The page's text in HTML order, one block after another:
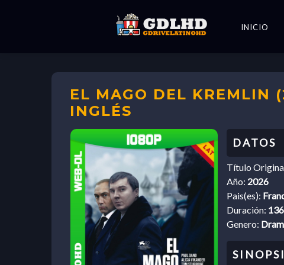
INICIO
EL MAGO DEL KREMLIN
INGLÉS
Título
Año: 2026
Pais(es):
Duración:
Genero: